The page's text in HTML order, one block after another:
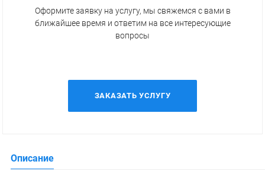
Оформите заявку на услугу, мы свяжемся с вами в
ближайшее время и ответим на все интересующие
вопросы
ЗАКАЗАТЬ УСЛУГУ
Описание